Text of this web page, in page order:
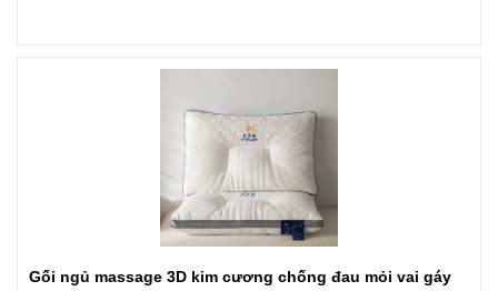
Gối ngủ massage 3D kim cương chống đau mỏi vai gáy